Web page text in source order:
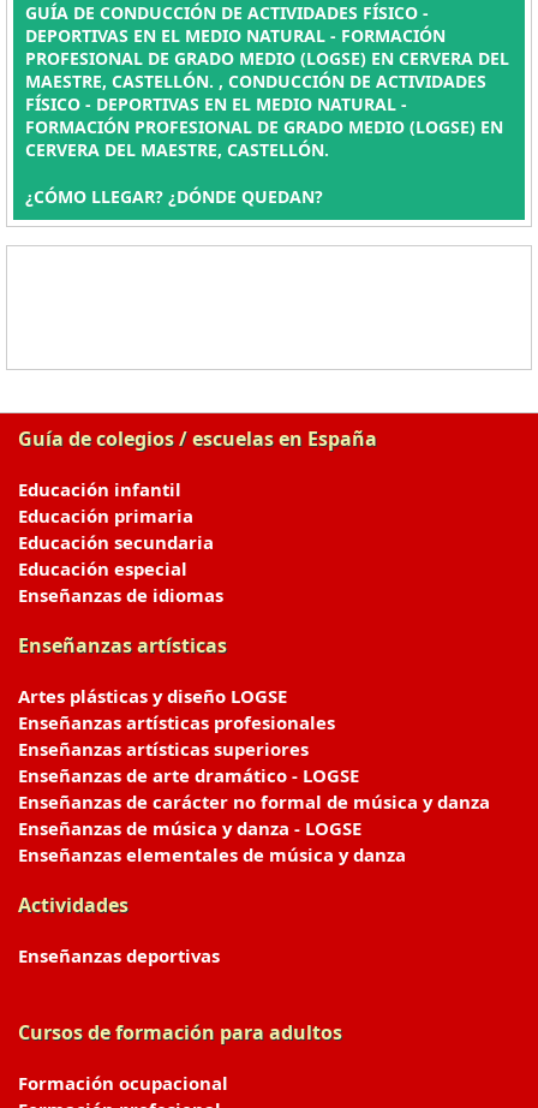
GUÍA DE CONDUCCIÓN DE ACTIVIDADES FÍSICO -
DEPORTIVAS EN EL MEDIO NATURAL - FORMACIÓN
PROFESIONAL DE GRADO MEDIO (LOGSE) EN CERVERA DEL
MAESTRE, CASTELLÓN. , CONDUCCIÓN DE ACTIVIDADES
FÍSICO - DEPORTIVAS EN EL MEDIO NATURAL -
FORMACIÓN PROFESIONAL DE GRADO MEDIO (LOGSE) EN
CERVERA DEL MAESTRE, CASTELLÓN.
¿CÓMO LLEGAR? ¿DÓNDE QUEDAN?
Guía de colegios / escuelas en España
Educación infantil
Educación primaria
Educación secundaria
Educación especial
Enseñanzas de idiomas
Enseñanzas artísticas
Artes plásticas y diseño LOGSE
Enseñanzas artísticas profesionales
Enseñanzas artísticas superiores
Enseñanzas de arte dramático - LOGSE
Enseñanzas de carácter no formal de música y danza
Enseñanzas de música y danza - LOGSE
Enseñanzas elementales de música y danza
Actividades
Enseñanzas deportivas
Cursos de formación para adultos
Formación ocupacional